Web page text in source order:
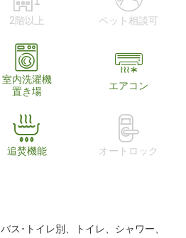
2階以上 ペット相談可
室内洗濯機
置き場
エアコン
追焚機能 オートロック
バス･トイレ別、トイレ、シャワー、